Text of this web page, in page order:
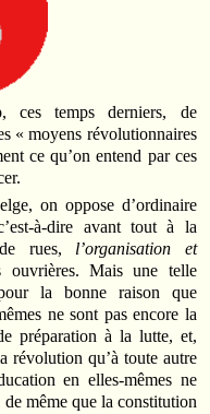
ces temps derniers, de
« moyens révolutionnaires
ce qu’on entend par ces
on oppose d’ordinaire
à-dire avant tout à la
rues, l’organisation et
ouvrières. Mais une telle
la bonne raison que
ne sont pas encore la
préparation à la lutte, et,
révolution qu’à toute autre
en elles-mêmes ne
même que la constitution